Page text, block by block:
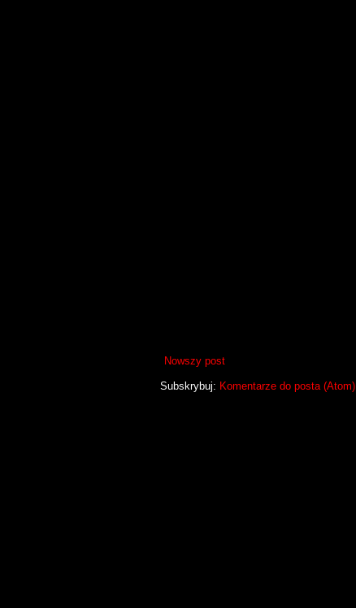
Nowszy post
Subskrybuj: Komentarze do posta (Atom)